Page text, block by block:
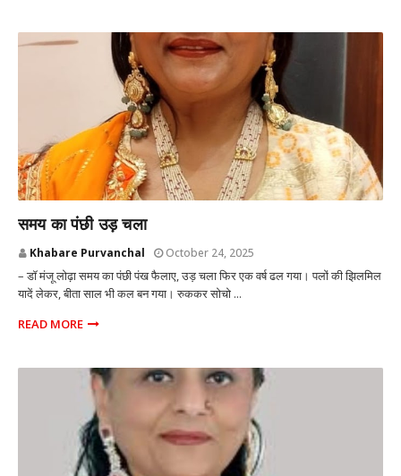
समय का पंछी उड़ चला
Khabare Purvanchal October 24, 2025
– डॉ मंजू लोढ़ा समय का पंछी पंख फैलाए, उड़ चला फिर एक वर्ष ढल गया। पलों की झिलमिल
यादें लेकर, बीता साल भी कल बन गया। रुककर सोचो ...
READ MORE